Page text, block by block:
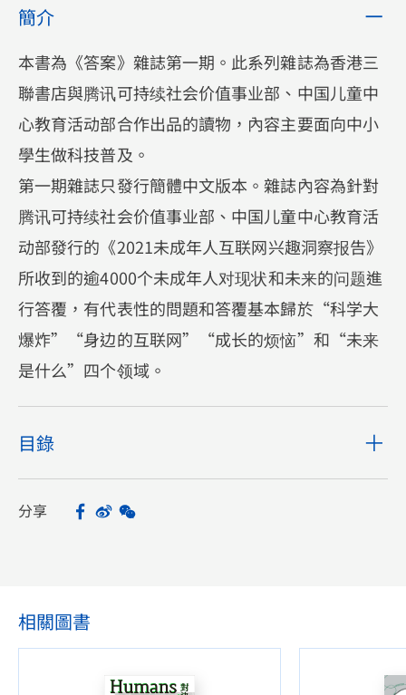
簡介
本書為《答案》雜誌第一期。此系列雜誌為香港三
聯書店與腾讯可持续社会价值事业部、中国儿童中
心教育活动部合作出品的讀物，內容主要面向中小
學生做科技普及。
第一期雜誌只發行簡體中文版本。雜誌內容為針對
腾讯可持续社会价值事业部、中国儿童中心教育活
动部發行的《2021未成年人互联网兴趣洞察报告》
所收到的逾4000个未成年人对现状和未来的问题進
行答覆，有代表性的問題和答覆基本歸於“科学大
爆炸”“身边的互联网”“成长的烦恼”和“未来
是什么”四个领域。
目錄
分享 Facebook
Sina Weibo
WeChat
相關圖書